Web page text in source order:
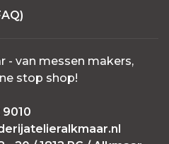
- van messen makers,
stop shop!
9010